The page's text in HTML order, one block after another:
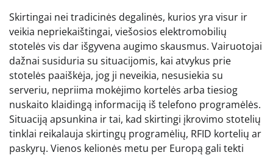
Skirtingai nei tradicinės degalinės, kurios yra visur ir
veikia nepriekaištingai, viešosios elektromobilių
stotelės vis dar išgyvena augimo skausmus. Vairuotojai
dažnai susiduria su situacijomis, kai atvykus prie
stotelės paaiškėja, jog ji neveikia, nesusiekia su
serveriu, nepriima mokėjimo kortelės arba tiesiog
nuskaito klaidingą informaciją iš telefono programėlės.
Situaciją apsunkina ir tai, kad skirtingi įkrovimo stotelių
tinklai reikalauja skirtingų programėlių, RFID kortelių ar
paskyrų. Vienos kelionės metu per Europą gali tekti